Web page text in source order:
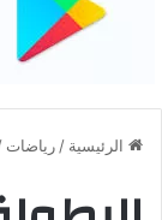
الرئيسية / رياضات